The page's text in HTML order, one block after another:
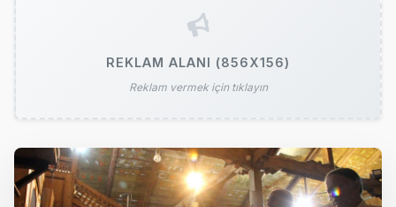
REKLAM ALANI (856X156)
Reklam vermek için tıklayın